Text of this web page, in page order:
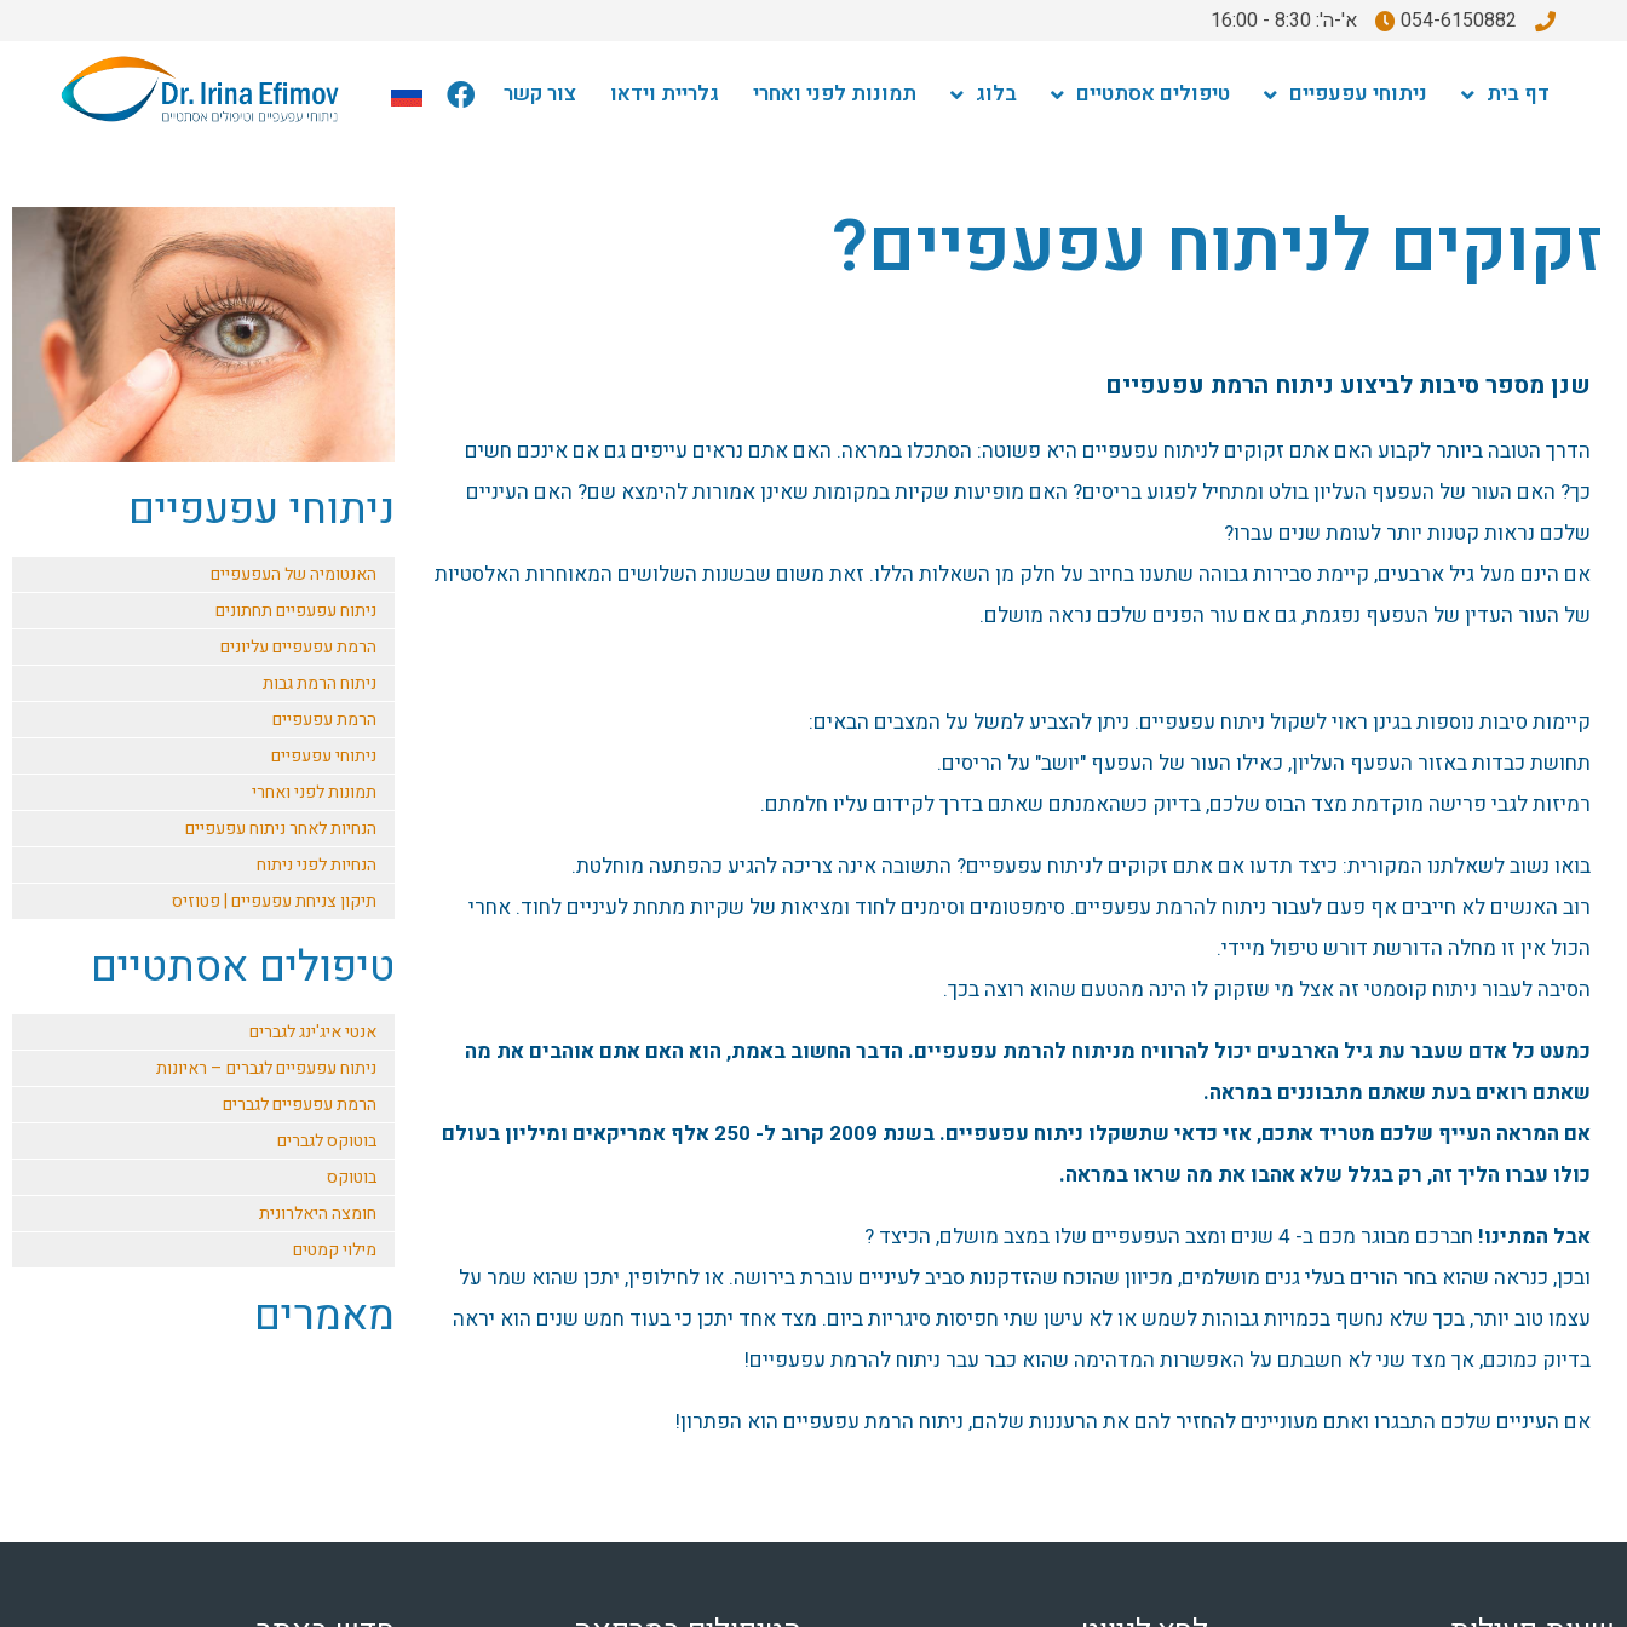
054-6150882 א'-ה': 8:30 - 16:00
דף בית ניתוחי עפעפיים טיפולים אסתטיים בלוג תמונות לפני ואחרי גלריית וידאו צור קשר
זקוקים לניתוח עפעפיים?
שנן מספר סיבות לביצוע ניתוח הרמת עפעפיים
הדרך הטובה ביותר לקבוע האם אתם זקוקים לניתוח עפעפיים היא פשוטה: הסתכלו במראה. האם אתם נראים עייפים גם אם אינכם חשים
כך? האם העור של העפעף העליון בולט ומתחיל לפגוע בריסים? האם מופיעות שקיות במקומות שאינן אמורות להימצא שם? האם העיניים
שלכם נראות קטנות יותר לעומת שנים עברו?
אם הינם מעל גיל ארבעים, קיימת סבירות גבוהה שתענו בחיוב על חלק מן השאלות הללו. זאת משום שבשנות השלושים המאוחרות האלסטיות
של העור העדין של העפעף נפגמת, גם אם עור הפנים שלכם נראה מושלם.
קיימות סיבות נוספות בגינן ראוי לשקול ניתוח עפעפיים. ניתן להצביע למשל על המצבים הבאים:
תחושת כבדות באזור העפעף העליון, כאילו העור של העפעף "יושב" על הריסים.
רמיזות לגבי פרישה מוקדמת מצד הבוס שלכם, בדיוק כשהאמנתם שאתם בדרך לקידום עליו חלמתם.
בואו נשוב לשאלתנו המקורית: כיצד תדעו אם אתם זקוקים לניתוח עפעפיים? התשובה אינה צריכה להגיע כהפתעה מוחלטת.
רוב האנשים לא חייבים אף פעם לעבור ניתוח להרמת עפעפיים. סימפטומים וסימנים לחוד ומציאות של שקיות מתחת לעיניים לחוד. אחרי
הכול אין זו מחלה הדורשת דורש טיפול מיידי.
הסיבה לעבור ניתוח קוסמטי זה אצל מי שזקוק לו הינה מהטעם שהוא רוצה בכך.
כמעט כל אדם שעבר עת גיל הארבעים יכול להרוויח מניתוח להרמת עפעפיים. הדבר החשוב באמת, הוא האם אתם אוהבים את מה
שאתם רואים בעת שאתם מתבוננים במראה.
אם המראה העייף שלכם מטריד אתכם, אזי כדאי שתשקלו ניתוח עפעפיים. בשנת 2009 קרוב ל- 250 אלף אמריקאים ומיליון בעולם
כולו עברו הליך זה, רק בגלל שלא אהבו את מה שראו במראה.
אבל המתינו! חברכם מבוגר מכם ב- 4 שנים ומצב העפעפיים שלו במצב מושלם, הכיצד ?
ובכן, כנראה שהוא בחר הורים בעלי גנים מושלמים, מכיוון שהוכח שהזדקנות סביב לעיניים עוברת בירושה. או לחילופין, יתכן שהוא שמר על
עצמו טוב יותר, בכך שלא נחשף בכמויות גבוהות לשמש או לא עישן שתי חפיסות סיגריות ביום. מצד אחד יתכן כי בעוד חמש שנים הוא יראה
בדיוק כמוכם, אך מצד שני לא חשבתם על האפשרות המדהימה שהוא כבר עבר ניתוח להרמת עפעפיים!
אם העיניים שלכם התבגרו ואתם מעוניינים להחזיר להם את הרעננות שלהם, ניתוח הרמת עפעפיים הוא הפתרון!
ניתוחי עפעפיים
האנטומיה של העפעפיים
ניתוח עפעפיים תחתונים
הרמת עפעפיים עליונים
ניתוח הרמת גבות
הרמת עפעפיים
ניתוחי עפעפיים
תמונות לפני ואחרי
הנחיות לאחר ניתוח עפעפיים
הנחיות לפני ניתוח
תיקון צניחת עפעפיים | פטוזיס
טיפולים אסתטיים
אנטי איג'ינג לגברים
ניתוח עפעפיים לגברים – ראיונות
הרמת עפעפיים לגברים
בוטוקס לגברים
בוטוקס
חומצה היאלרונית
מילוי קמטים
מאמרים